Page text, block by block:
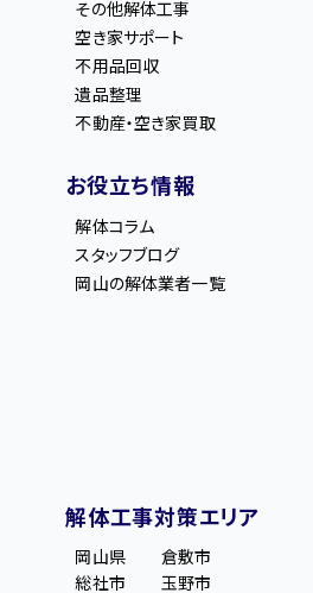
その他解体工事
空き家サポート
不用品回収
遺品整理
不動産・空き家買取
お役立ち情報
解体コラム
スタッフブログ
岡山の解体業者一覧
解体工事対策エリア
岡山県
倉敷市
総社市
玉野市